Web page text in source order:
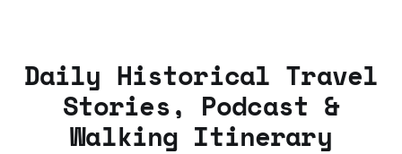
Daily Historical Travel
Stories, Podcast &
Walking Itinerary